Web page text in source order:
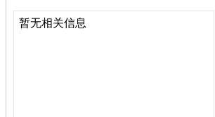
暂无相关信息